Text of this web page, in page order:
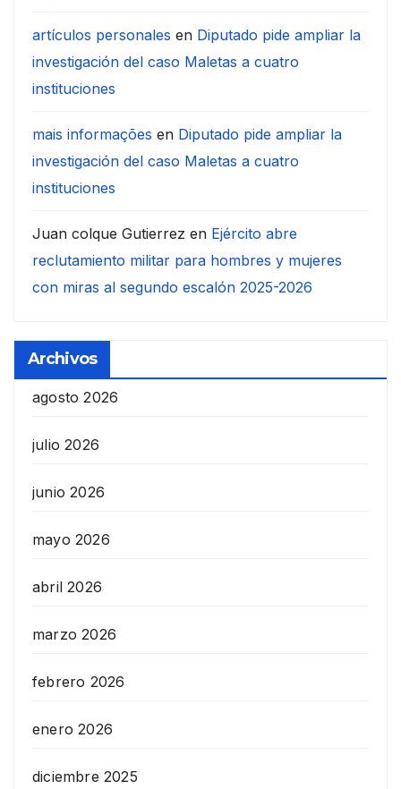
artículos personales en Diputado pide ampliar la
investigación del caso Maletas a cuatro
instituciones
mais informações en Diputado pide ampliar la
investigación del caso Maletas a cuatro
instituciones
Juan colque Gutierrez en Ejército abre
reclutamiento militar para hombres y mujeres
con miras al segundo escalón 2025-2026
Archivos
agosto 2026
julio 2026
junio 2026
mayo 2026
abril 2026
marzo 2026
febrero 2026
enero 2026
diciembre 2025